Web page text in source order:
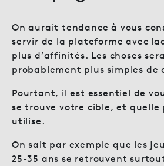
On aurait tendance à vous
servir de la plateforme avec
plus d’affinités. Les choses
probablement plus simples de
Pourtant, il est essentiel de
se trouve votre cible, et quelle
utilise.
On sait par exemple que les
25-35 ans se retrouvent